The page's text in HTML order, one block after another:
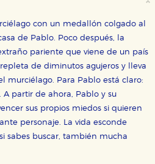
con un medallón colgado al
de Pablo. Poco después, la
pariente que viene de un país
de diminutos agujeros y lleva
murciélago. Para Pablo está claro:
A partir de ahora, Pablo y su
sus propios miedos si quieren
personaje. La vida esconde
sabes buscar, también mucha
RECHAZAR TODO
posible deshabilitarlas desde
hacerlo desde el
dejen de funcionar